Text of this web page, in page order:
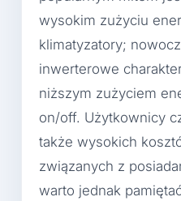
wysokim zużyciu
klimatyzatory;
inwerterowe
niższym zużyciem
on/off. Użytkownicy
także wysokich
związanych z
warto jednak